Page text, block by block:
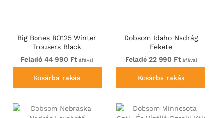
Big Bones BO125 Winter
Trousers Black
Feladó 44 990 Ft áfával
Kosárba rakás
Dobsom Idaho Nadrág
Fekete
Feladó 22 990 Ftáfával
Kosárba rakás